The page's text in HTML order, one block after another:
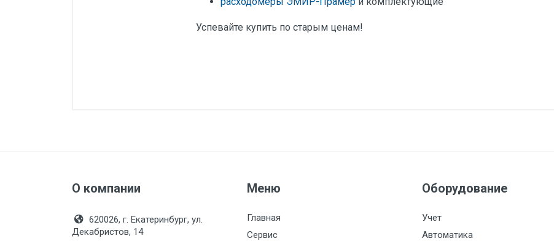
Danfoss
Программное обеспечение
Специализированное
Успевайте купить по старым ценам!
О компании
620026, г. Екатеринбург, ул.
Декабристов, 14
Меню
Главная
Сервис
Оборудование
Учет
Автоматика